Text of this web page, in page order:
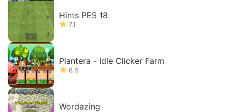
Hints PES 18
7.1
Plantera - Idle Clicker Farm
8.5
Wordazing